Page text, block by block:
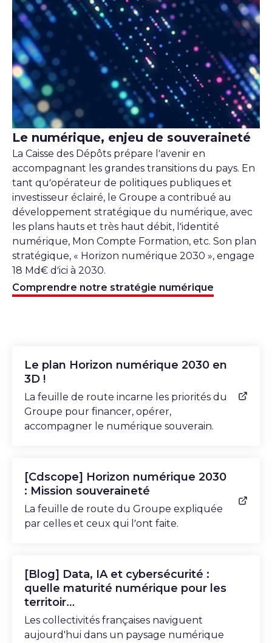
©Bokehstore / Adobe Stock
Le numérique, enjeu de souveraineté
La Caisse des Dépôts prépare l’avenir en
accompagnant les grandes transitions du pays. En
tant qu’opérateur de politiques publiques et
investisseur éclairé, le Groupe a contribué au
développement stratégique du numérique, avec
les plans hauts et très haut débit, l’identité
numérique, Mon Compte Formation, etc. Son plan
stratégique, « Horizon numérique 2030 », engage
18 Md€ d’ici à 2030.
Comprendre notre stratégie numérique
Le plan Horizon numérique 2030 en
3D !
La feuille de route incarne les priorités du
Groupe pour financer, opérer,
accompagner le numérique souverain.
[Cdscope] Horizon numérique 2030
: Mission souveraineté
La feuille de route du Groupe expliquée
par celles et ceux qui l’ont faite.
[Blog] Data, IA et cybersécurité :
quelle maturité numérique pour les
territoir…
Les collectivités françaises naviguent
aujourd'hui dans un paysage numérique